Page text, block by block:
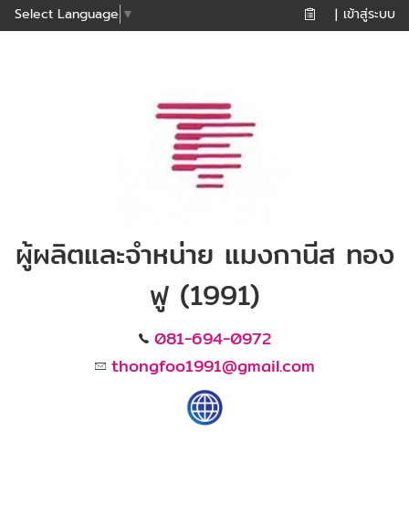
Select Language ▼ | เข้าสู่ระบบ
ผู้ผลิตและจำหน่าย แมงกานีส ทอง
ฟู (1991)
081-694-0972
thongfoo1991@gmail.com